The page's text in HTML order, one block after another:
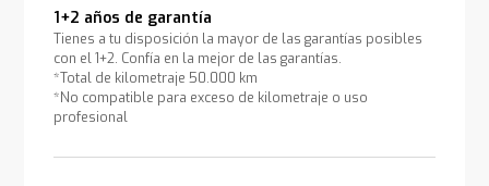
1+2 años de garantía
Tienes a tu disposición la mayor de las garantías posibles
con el 1+2. Confía en la mejor de las garantías.
*Total de kilometraje 50.000 km
*No compatible para exceso de kilometraje o uso
profesional